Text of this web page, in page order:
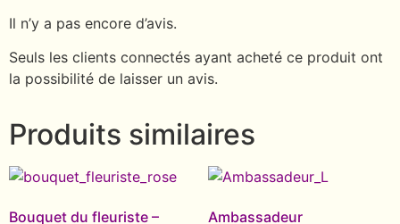
Il n’y a pas encore d’avis.
Seuls les clients connectés ayant acheté ce produit ont
la possibilité de laisser un avis.
Produits similaires
Bouquet du fleuriste –
Ambassadeur